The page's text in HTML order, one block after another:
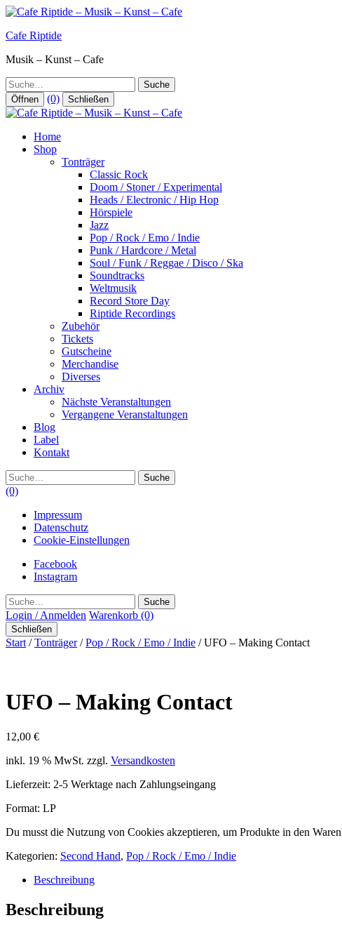
Zum
springen
Cafe Riptide
Musik – Kunst – Cafe
Suche
Öffnen (0) Schließen
Home
Shop
Tonträger
Classic Rock
Doom / Stoner / Experimental
Heads / Electronic / Hip Hop
Hörspiele
Jazz
Pop / Rock / Emo / Indie
Punk / Hardcore / Metal
Soul / Funk / Reggae / Disco / Ska
Soundtracks
Weltmusik
Record Store Day
Riptide Recordings
Zubehör
Tickets
Gutscheine
Merchandise
Diverses
Archiv
Nächste Veranstaltungen
Vergangene Veranstaltungen
Blog
Label
Kontakt
Suche
(0)
Impressum
Datenschutz
Cookie-Einstellungen
Facebook
Instagram
Suche
Login / Anmelden Warenkorb (0)
Schließen
Start /Tonträger/Pop / Rock / Emo / Indie / UFO – Making Contact
UFO – Making Contact
12,00 €
inkl. 19 % MwSt. zzgl. Versandkosten
Lieferzeit: 2-5 Werktage nach Zahlungseingang
Format: LP
Du musst die Nutzung von Cookies akzeptieren, um Produkte in den
Kategorien: Second Hand, Pop / Rock / Emo / Indie
Beschreibung
Beschreibung